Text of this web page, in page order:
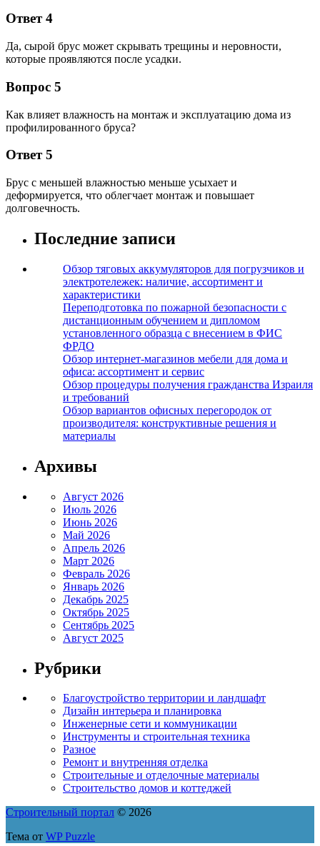
Ответ 4
Да, сырой брус может скрывать трещины и неровности,
которые проявляются после усадки.
Вопрос 5
Как влияет влажность на монтаж и эксплуатацию дома из
профилированного бруса?
Ответ 5
Брус с меньшей влажностью меньше усыхает и
деформируется, что облегчает монтаж и повышает
долговечность.
Последние записи
Обзор тяговых аккумуляторов для погрузчиков и
электротележек: наличие, ассортимент и
характеристики
Переподготовка по пожарной безопасности с
дистанционным обучением и дипломом
установленного образца с внесением в ФИС
ФРДО
Обзор интернет-магазинов мебели для дома и
офиса: ассортимент и сервис
Обзор процедуры получения гражданства Израиля
и требований
Обзор вариантов офисных перегородок от
производителя: конструктивные решения и
материалы
Архивы
Август 2026
Июль 2026
Июнь 2026
Май 2026
Апрель 2026
Март 2026
Февраль 2026
Январь 2026
Декабрь 2025
Октябрь 2025
Сентябрь 2025
Август 2025
Рубрики
Благоустройство территории и ландшафт
Дизайн интерьера и планировка
Инженерные сети и коммуникации
Инструменты и строительная техника
Разное
Ремонт и внутренняя отделка
Строительные и отделочные материалы
Строительство домов и коттеджей
Строительный портал © 2026
Тема от WP Puzzle